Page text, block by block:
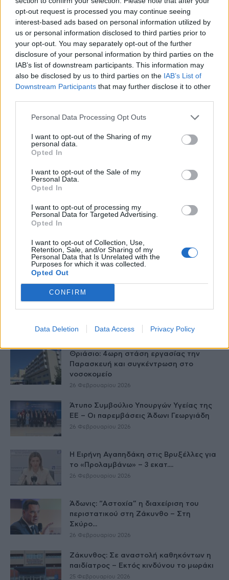
opt-out request is processed you may continue seeing
interest-based ads based on personal information utilized by
us or personal information disclosed to third parties prior to
your opt-out. You may separately opt-out of the further
disclosure of your personal information by third parties on the
IAB’s list of downstream participants. This information may
also be disclosed by us to third parties on the IAB’s List of
Downstream Participants that may further disclose it to other
Personal Data Processing Opt Outs
I want to opt-out of the Sharing of my
personal data.
Opted In
I want to opt-out of the Sale of my
Personal Data.
Opted In
I want to opt-out of processing my
Personal Data for Targeted Advertising.
Opted In
I want to opt-out of Collection, Use,
Retention, Sale, and/or Sharing of my
Personal Data that Is Unrelated with the
Purposes for which it was collected.
Opted Out
CONFIRM
Data Deletion Data Access Privacy Policy
Βίκυ Καρατζαφέρη
ΕΚΕΑ: Εθελοντική
αιμοδοσία στο Σύνταγμα στις
29 και 30 Απριλίου
Η Novo Nordisk
υποστηρίζει τα άτομα με
Δείτε Ακόμη
Γεωργιάδης: Πολλαπλά οφέλη από τη
συνεργασία δημοσίου και ιδιωτικού
27 Φεβρουαρίου 2026
27 Φεβρουαρίου 2026
Θριάσιο: 4ωρη στάση εργασίας την
Παρασκευή και συγκέντρωση στο
νοσοκομείο
26 Φεβρουαρίου 2026
Άτυπο Συμβούλιο Υπουργών Υγείας της
ΕE – Οι παρεμβάσεις Άδωνι Γεωργιάδη
26 Φεβρουαρίου 2026
Η Ειρήνη Αγαπηδάκη στις Βρυξέλλες για
το «Προλαμβάνω» – 3 εκατ....
26 Φεβρουαρίου 2026
Άδωνις: “Αστοχία” η διαχείριση του
περιστατικού στη Ζάκυνθο – Στη
Σκύρο...
26 Φεβρουαρίου 2026
Ζάκυνθος: Σε αναστολή καθηκόντων η
παιδίατρος – Εκτός κινδύνου το μωράκι
25 Φεβρουαρίου 2026